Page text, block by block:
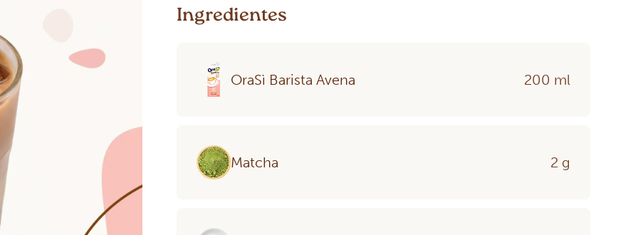
Ingredientes
OraSì Barista Avena 200 ml
Matcha 2 g